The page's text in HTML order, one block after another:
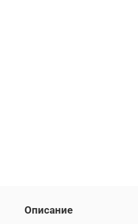
Описание